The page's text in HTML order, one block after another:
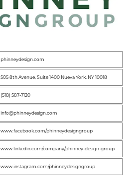
phinneydesign.com
505 8th Avenue, Suite 1400 Nueva York, NY 10018
(518) 587-7120
info@phinneydesign.com
www.facebook.com/phinneydesigngroup
www.linkedin.com/company/phinney-design-group
www.instagram.com/phinneydesigngroup